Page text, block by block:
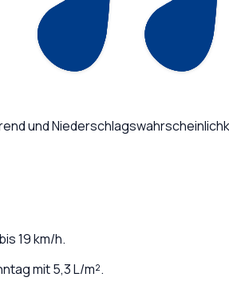
und
19km/h.
mit 5,3 L/m².